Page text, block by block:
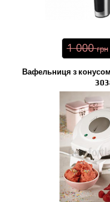
1 000грн
Вафельниця з